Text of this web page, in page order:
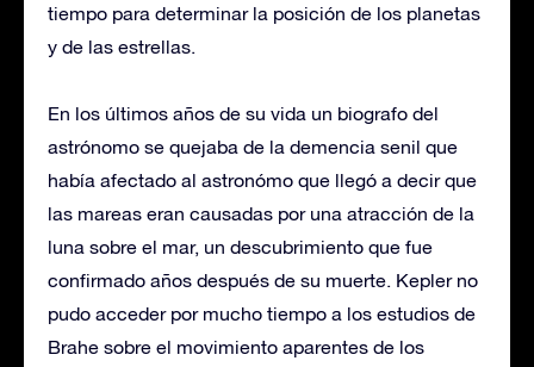
tiempo para determinar la posición de los planetas
y de las estrellas.
En los últimos años de su vida un biografo del
astrónomo se quejaba de la demencia senil que
había afectado al astronómo que llegó a decir que
las mareas eran causadas por una atracción de la
luna sobre el mar, un descubrimiento que fue
confirmado años después de su muerte. Kepler no
pudo acceder por mucho tiempo a los estudios de
Brahe sobre el movimiento aparentes de los